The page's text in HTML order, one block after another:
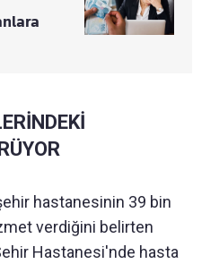
hastanesinin 39 bin
verdiğini belirten
Hastanesi'nde hasta